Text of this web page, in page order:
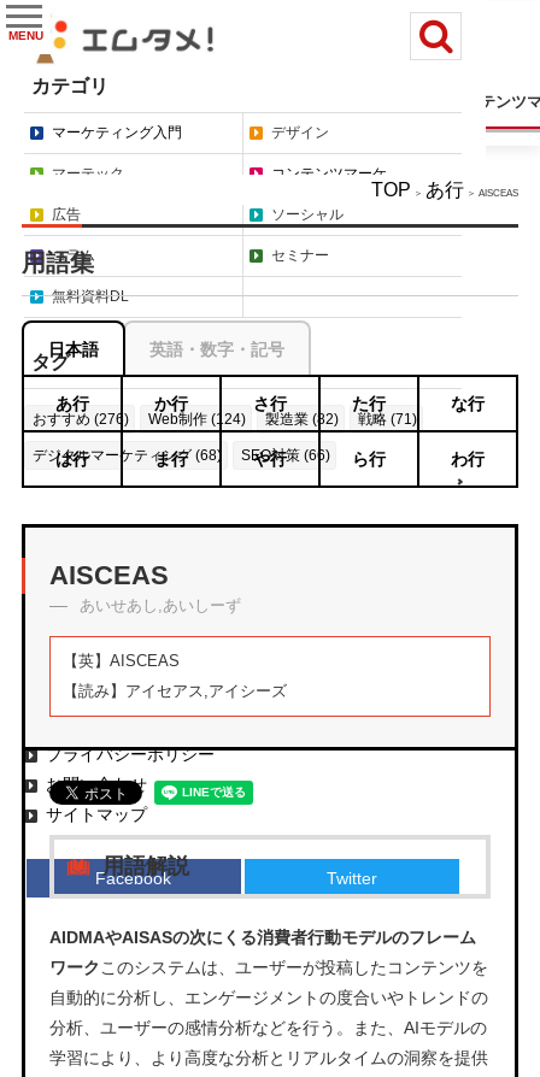
コンテンツ
MENU
カテゴリ
マーケティング入門 デザイン
マーテック コンテンツマーケ
広告 ソーシャル
コラム セミナー
無料資料DL
タグ
おすすめ (276) Web制作 (124) 製造業 (82) 戦略 (71)
デジタルマーケティング (68)
SEO対策 (66)
もっと見る
エムタメについて
プライバシーポリシー
お問い合わせ
サイトマップ
Facebook Twitter
TOP ＞ あ行 ＞ AISCEAS
用語集
日本語 英語・数字・記号
あ行 か行 さ行 た行 な行
は行 ま行 や行 ら行 わ行
AISCEAS
あいせあし,あいしーず
【英】 AISCEAS
【読み】 アイセアス,アイシーズ
用語解説
AIDMAやAISASの次にくる消費者行動モデルのフレーム
ワーク このシステムは、ユーザーが投稿したコンテンツを
自動的に分析し、エンゲージメントの度合いやトレンドの
分析、ユーザーの感情分析などを行う。また、AIモデルの
学習により、より高度な分析とリアルタイムの洞察を提供